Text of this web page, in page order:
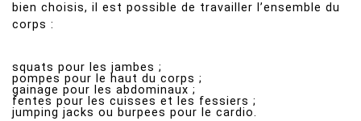
bien choisis, il est possible de travailler l’ensemble du
corps :
squats pour les jambes ;
pompes pour le haut du corps ;
gainage pour les abdominaux ;
fentes pour les cuisses et les fessiers ;
jumping jacks ou burpees pour le cardio.